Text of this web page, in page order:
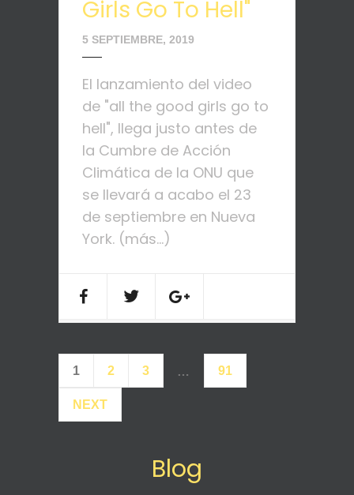
Girls Go To Hell"
5 SEPTIEMBRE, 2019
El lanzamiento del video
de "all the good girls go to
hell", llega justo antes de
la Cumbre de Acción
Climática de la ONU que
se llevará a acabo el 23
de septiembre en Nueva
York. (más…)
1 2 3 … 91
NEXT
Blog